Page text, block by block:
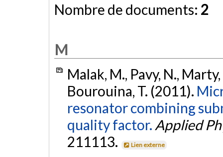
Nombre de documents: 2
M
Malak, M., Pavy, N., Marty,
Bourouina, T. (2011).
resonator combining
quality factor. Applied
211113.
Lien externe